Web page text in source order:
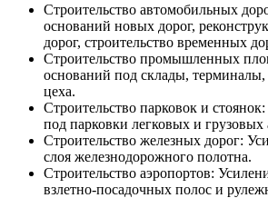
Строительство автомобильных
оснований новых дорог,
дорог, строительство временных
Строительство промышленных
оснований под склады,
цеха.
Строительство парковок и
под парковки легковых и грузовых
Строительство железных дорог:
слоя железнодорожного полотна.
Строительство аэропортов:
взлетно-посадочных полос и